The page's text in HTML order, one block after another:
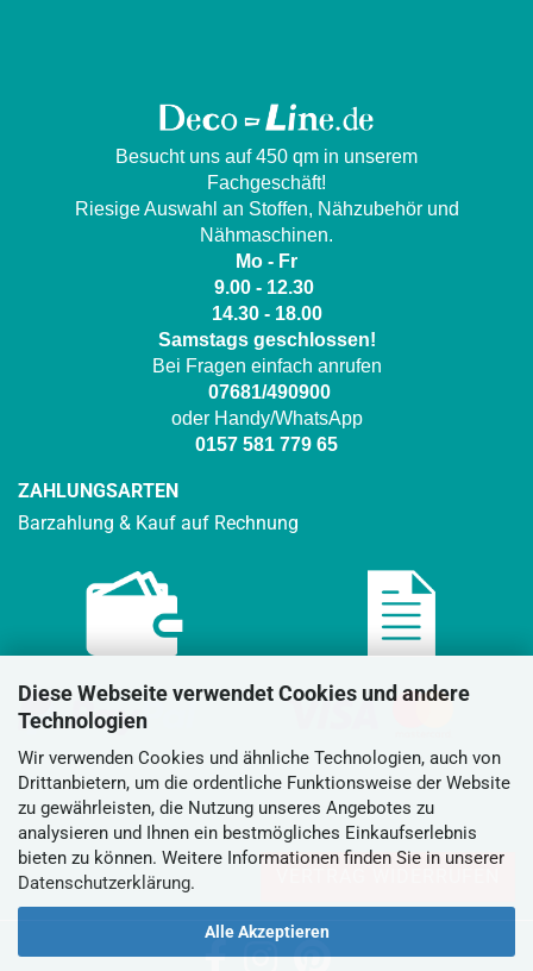
Diese Webseite verwendet Cookies und andere
Technologien
Wir verwenden Cookies und ähnliche Technologien, auch von
Drittanbietern, um die ordentliche Funktionsweise der Website
zu gewährleisten, die Nutzung unseres Angebotes zu
analysieren und Ihnen ein bestmögliches Einkaufserlebnis
bieten zu können. Weitere Informationen finden Sie in unserer
Datenschutzerklärung.
Alle Akzeptieren
Besucht uns auf 450 qm in unserem
Fachgeschäft!
Riesige Auswahl an Stoffen, Nähzubehör und
Nähmaschinen.
Mo - Fr
9.00 - 12.30
14.30 - 18.00
Samstags geschlossen!
Bei Fragen einfach anrufen
07681/490900
oder Handy/WhatsApp
0157 581 779 65
ZAHLUNGSARTEN
Barzahlung & Kauf auf Rechnung